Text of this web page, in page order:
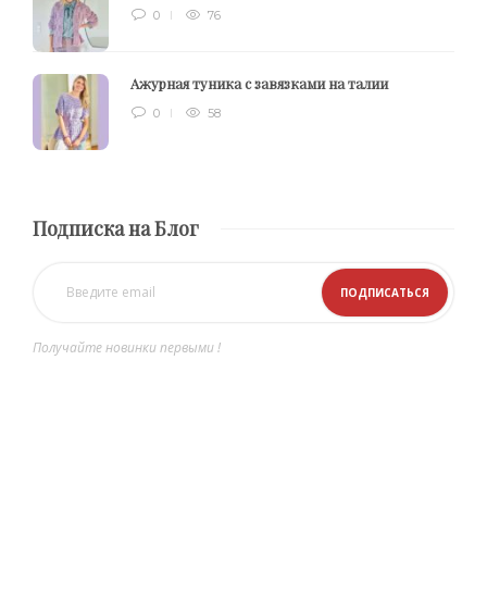
0 76
Ажурная туника с завязками на талии
0 58
Подписка на Блог
Получайте новинки первыми !